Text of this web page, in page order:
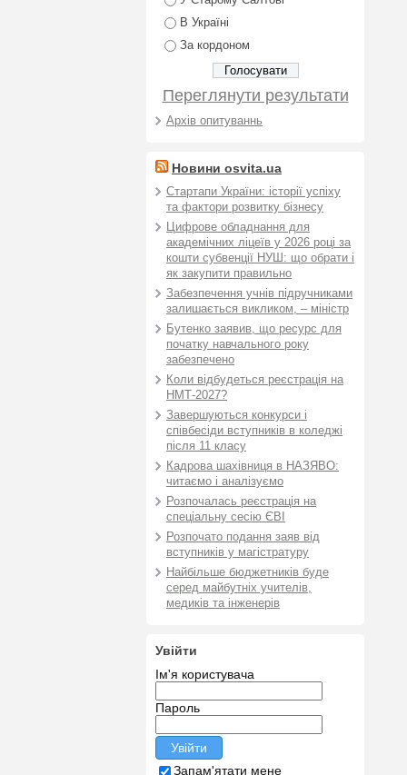
В Україні
За кордоном
Переглянути результати
Архів опитуваннь
Новини osvita.ua
Стартапи України: історії успіху
та фактори розвитку бізнесу
Цифрове обладнання для
академічних ліцеїв у 2026 році за
кошти субвенції НУШ: що обрати і
як закупити правильно
Забезпечення учнів підручниками
залишається викликом, – міністр
Бутенко заявив, що ресурс для
початку навчального року
забезпечено
Коли відбудеться реєстрація на
НМТ-2027?
Завершуються конкурси і
співбесіди вступників в коледжі
після 11 класу
Кадрова шахівниця в НАЗЯВО:
читаємо і аналізуємо
Розпочалась реєстрація на
спеціальну сесію ЄВІ
Розпочато подання заяв від
вступників у магістратуру
Найбільше бюджетників буде
серед майбутніх учителів,
медиків та інженерів
Увійти
Ім'я користувача
Пароль
Запам'ятати мене